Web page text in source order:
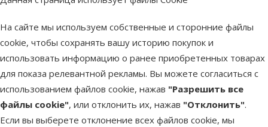
На сайте мы используем собственные и сторонние файлы
cookie, чтобы сохранять вашу историю покупок и
использовать информацию о ранее приобретенных товарах
для показа релевантной рекламы. Вы можете согласиться с
использованием файлов cookie, нажав "Разрешить все
файлы cookie", или отклонить их, нажав "Отклонить".
Если вы выберете отклонение всех файлов cookie, мы
потребности.
Предыдущая страница
Следующая страница
Перейти на страницу 1 Перейти на страницу 2
Перейти на страницу 3
Похожие продукты
Корректирующий ошейник для собак –
TRIXIE Top Trainer training harness, S,
black
Оценка 0%